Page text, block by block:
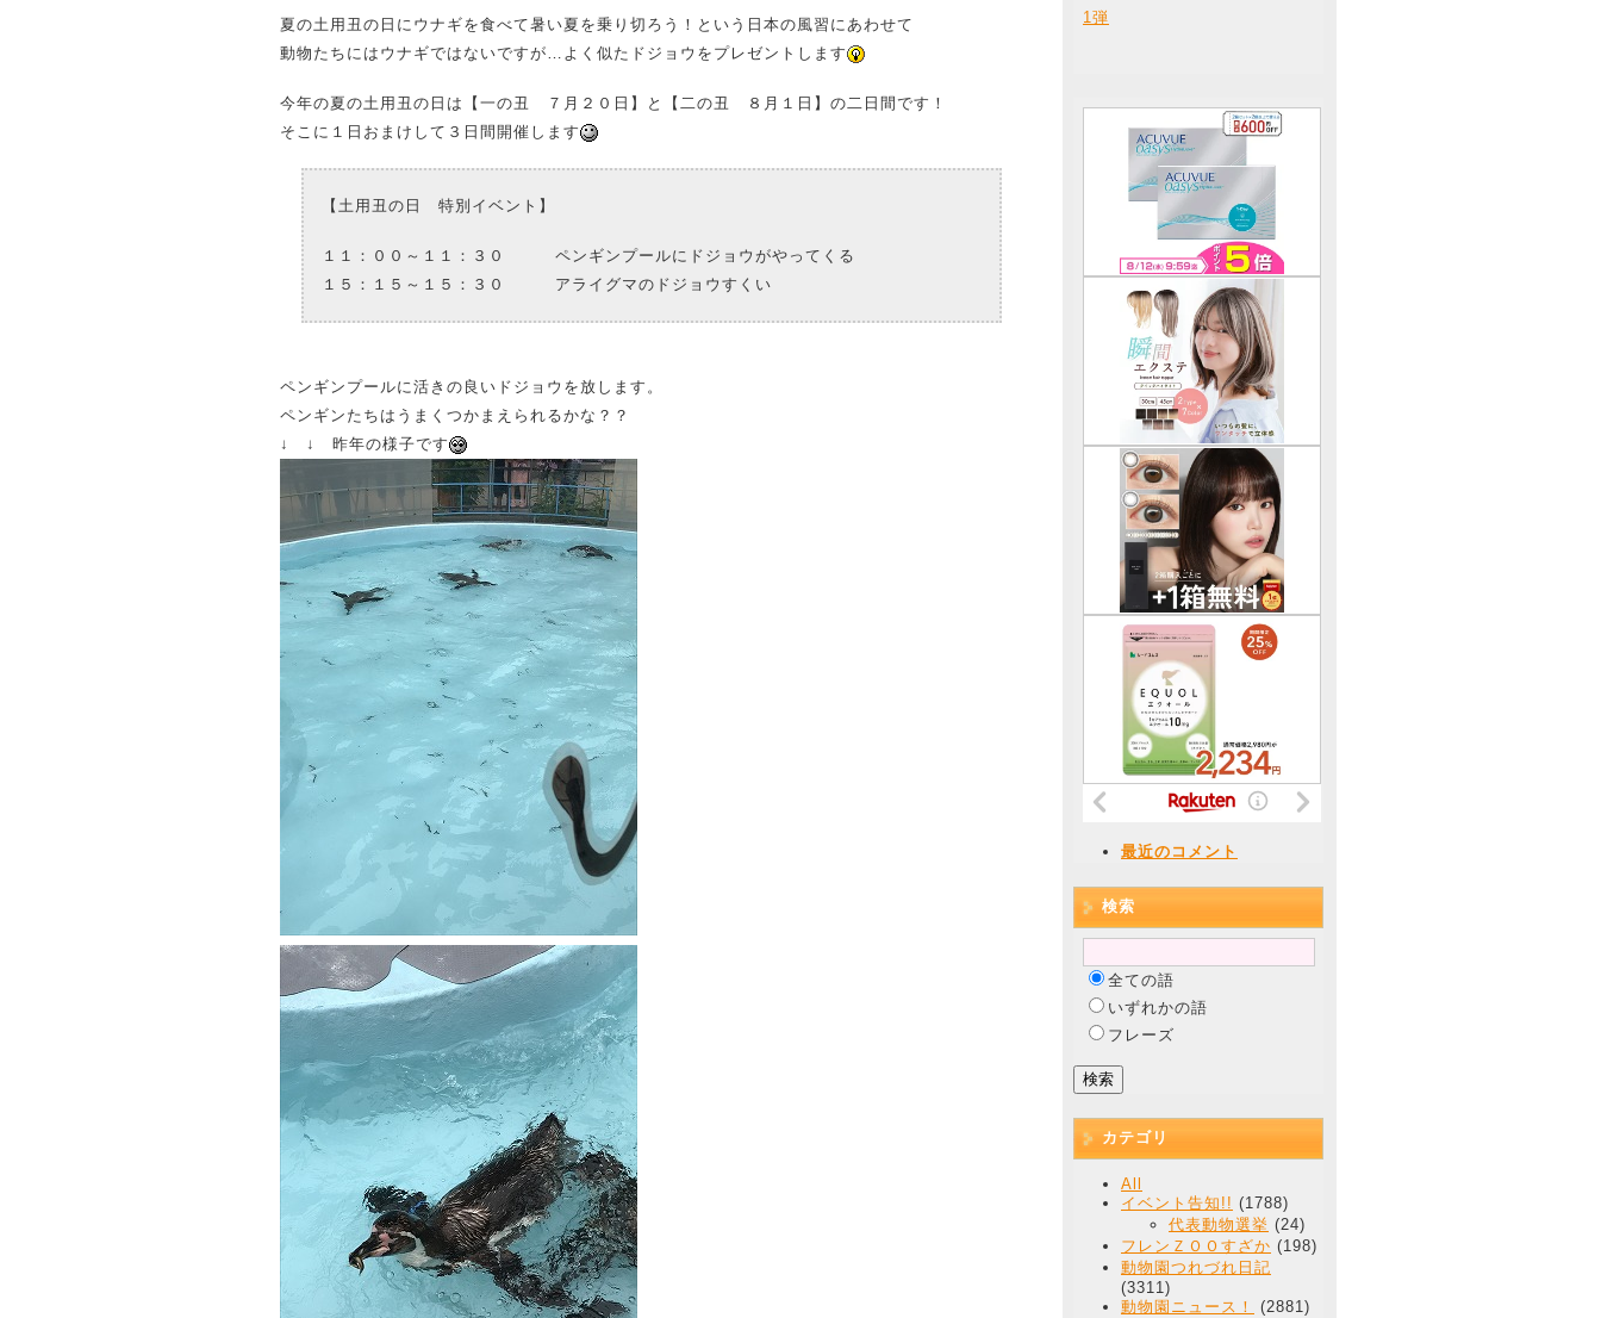
夏の土用丑の日にウナギを食べて暑い夏を乗り切ろう！という日本の風習にあわせて
動物たちにはウナギではないですが…よく似たドジョウをプレゼントします
今年の夏の土用丑の日は【一の丑 ７月２０日】と【二の丑 ８月１日】の二日間です！
そこに１日おまけして３日間開催します
【土用丑の日 特別イベント】
１１：００～１１：３０ ペンギンプールにドジョウがやってくる
１５：１５～１５：３０ アライグマのドジョウすくい
ペンギンプールに活きの良いドジョウを放します。
ペンギンたちはうまくつかまえられるかな？？
↓ ↓ 昨年の様子です
1弾
最近のコメント
検索
全ての語
いずれかの語
フレーズ
カテゴリ
All
イベント告知!! (1788)
代表動物選挙 (24)
フレンＺＯＯすざか (198)
動物園つれづれ日記
(3311)
動物園ニュース！
(2881)